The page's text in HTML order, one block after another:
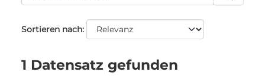
Sortieren nach
1 Datensatz gefunden